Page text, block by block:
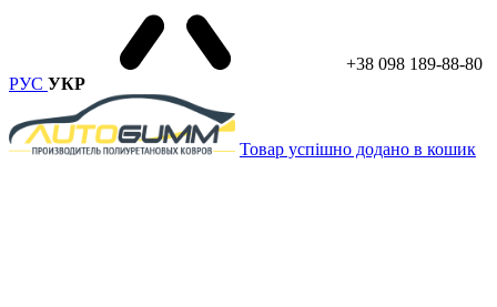
+38 098 189-88-80
РУС УКР
Товар успішно додано в кошик